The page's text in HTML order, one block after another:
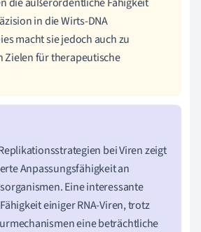
in die Wirts-DNA
macht sie jedoch auch zu
Zielen für therapeutische
bei Viren zeigt
Anpassungsfähigkeit an
Eine interessante
einiger RNA-Viren, trotz
eine beträchtliche